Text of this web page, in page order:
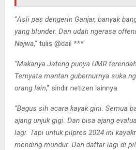
“Asli pas dengerin Ganjar, banyak
yang blunder. Dan udah ngerasa
Najwa,” tulis @dail ***
“Makanya Jateng punya UMR
Ternyata mantan gubernurnya suka
orang lain,” sindir netizen lainnya.
“Bagus sih acara kayak gini. Semua
ajang unjuk gigi. Dan bisa ajang
lagi. Tapi untuk pilpres 2024 ini
mending mundur. Dan daftar lagi di